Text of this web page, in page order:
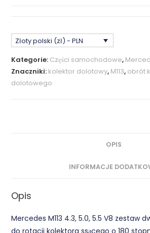
Rotacji
Kolektora
Ssącego
-
Złoty polski (zł) - PLN
Kategorie: Części samochodowe,
Znaczniki: kolektor dolotowy, M113, obrót
dolotowego
OPIS
INFORMACJE
Opis
Mercedes M113 4.3, 5.0, 5.5 V8 zestaw